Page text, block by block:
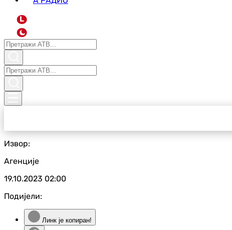
L
Извор:
Агенције
19.10.2023 02:00
Подијели:
Линк је копиран!